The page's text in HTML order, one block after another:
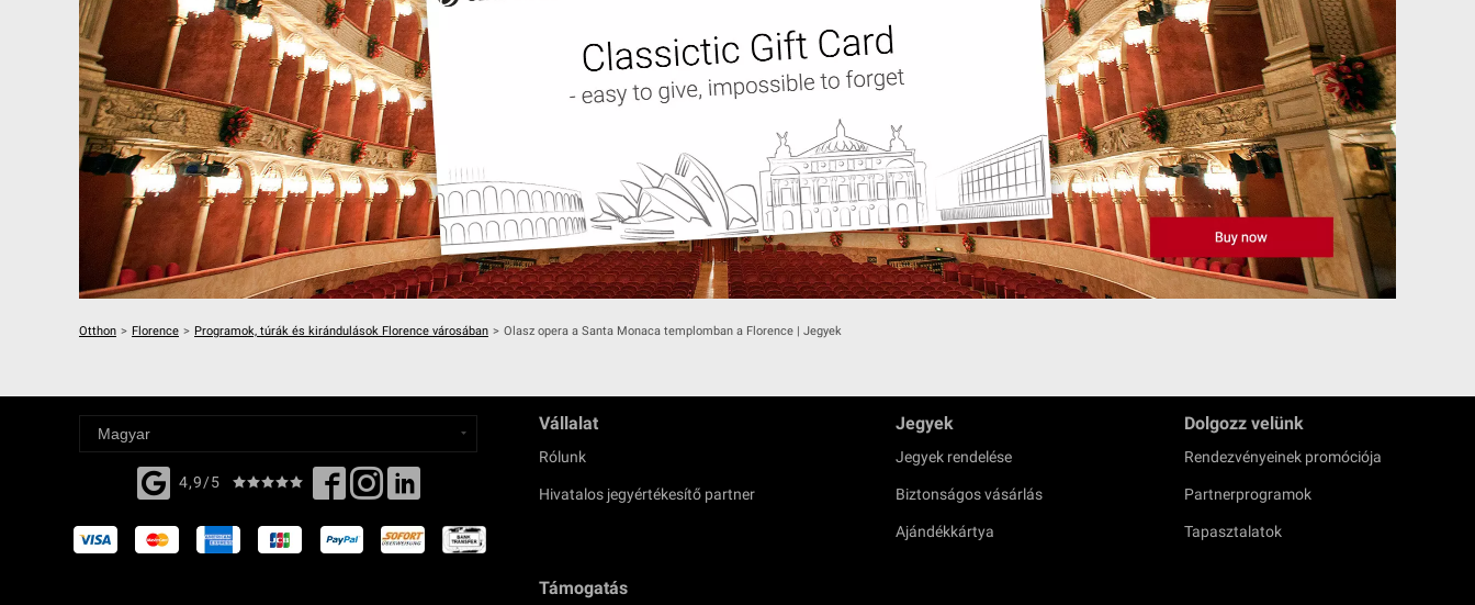
Otthon > Florence > Programok, túrák és kirándulások Florence városában > Olasz opera a Santa Monaca templomban a Florence | Jegyek
4,9/5
Vállalat
Rólunk
Hivatalos jegyértékesítő partner
Jegyek
Jegyek rendelése
Biztonságos vásárlás
Ajándékkártya
Dolgozz velünk
Rendezvényeinek promóciója
Partnerprogramok
Tapasztalatok
Támogatás